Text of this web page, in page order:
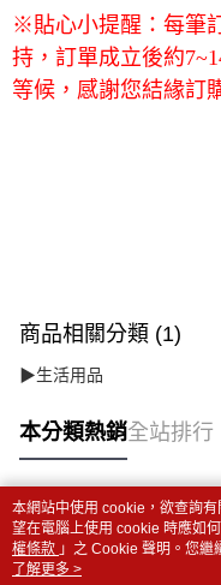
※貼心小提醒：每筆
持，訂單成立後約
等候，感謝您結緣訂
商品相關分類 (1)
▶生活用品
本分類熱銷全站排行
熱門標籤
本網站中使用 cookie，欲查詢
望在電腦上使用 cookie 時應如
權條款 」之 Cookie 聲明。您繼
用條款之 Cookie 聲明使用
了解更多 >